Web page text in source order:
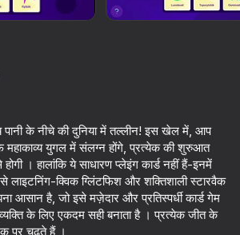
प्ले
Worm
Escape from Quadrober! Sprunki
Stack Fire
49
पानी के नीचे की दुनिया में तल्लीन! इस खेल में, आप
महाकाव्य युगल में संलग्न होंगे, प्रत्येक की शुरुआत
। हालांकि ये साधारण प्लेइंग कार्ड नहीं हैं-इनमें
लाइटनिंग-क्विक ग्लिंटफिश और शक्तिशाली स्टारवैक
आसान है, जो इसे मज़ेदार और प्रतिस्पर्धी कार्ड गेम
के लिए एकदम सही बनाता है । प्रत्येक जीत के
पर चढ़ते हैं ।